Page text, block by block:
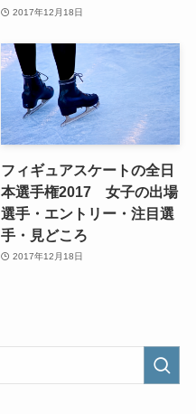
2017年12月18日
フィギュアスケートの全日
本選手権2017 女子の出場
選手・エントリー・注目選
手・見どころ
2017年12月18日